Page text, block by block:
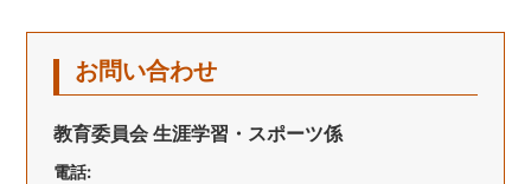
お問い合わせ
教育委員会 生涯学習・スポーツ係
電話: